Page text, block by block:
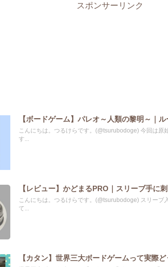
スポンサーリンク
【ボードゲーム】パレオ～人類の黎明～｜
こんにちは。つるけらです。(@tsurubodoge) 今回は原
す...
【レビュー】かどまるPRO｜スリーブ手に
こんにちは。つるけらです。(@tsurubodoge) スリーブ
て...
【カタン】世界三大ボードゲームって実際